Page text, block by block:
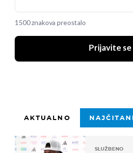
1500 znakova preostalo
Prijavite se
AKTUALNO
SLUŽBENO